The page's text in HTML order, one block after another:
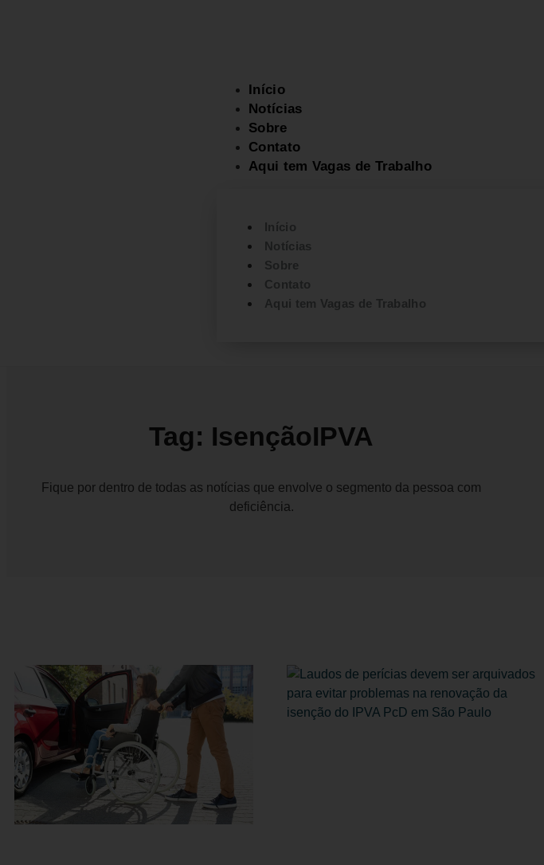
Início
Notícias
Sobre
Contato
Aqui tem Vagas de Trabalho
Início
Notícias
Sobre
Contato
Aqui tem Vagas de Trabalho
Tag: IsençãoIPVA
Fique por dentro de todas as notícias que envolve o segmento da pessoa com
deficiência.